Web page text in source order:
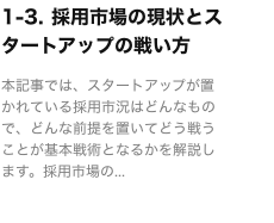
1-3. 採用市場の現状とス
タートアップの戦い方
本記事では、スタートアップが置
かれている採用市況はどんなもの
で、どんな前提を置いてどう戦う
ことが基本戦術となるかを解説し
ます。採用市場の...